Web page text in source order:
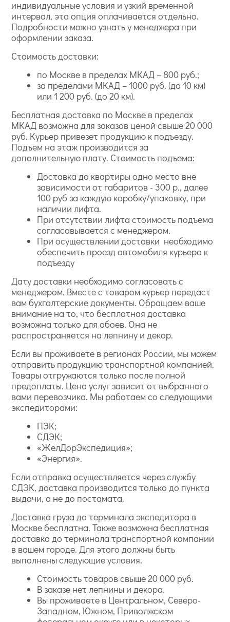
индивидуальные условия и узкий временной
интервал, эта опция оплачивается отдельно.
Подробности можно узнать у менеджера при
оформлении заказа.
Стоимость доставки:
по Москве в пределах МКАД – 800 руб.;
за пределами МКАД – 1000 руб. (до 10 км)
или 1 200 руб. (до 20 км).
Бесплатная доставка по Москве в пределах
МКАД возможна для заказов ценой свыше 20 000
руб. Курьер привезет продукцию к подъезду.
Подъем на этаж производится за
дополнительную плату. Стоимость подъема:
Доставка до квартиры одно место вне
зависимости от габаритов - 300 р., далее
100 руб за каждую коробку/упаковку, при
наличии лифта.
При отсутствии лифта стоимость подъема
согласовывается с менеджером.
При осуществлении доставки необходимо
обеспечить проезд автомобиля курьера к
подъезду
Дату доставки необходимо согласовать с
менеджером. Вместе с товаром курьер передаст
вам бухгалтерские документы. Обращаем ваше
внимание на то, что бесплатная доставка
возможна только для обоев. Она не
распространяется на лепнину и декор.
Если вы проживаете в регионах России, мы можем
отправить продукцию транспортной компанией.
Товары отгружаются только после полной
предоплаты. Цена услуг зависит от выбранного
вами перевозчика. Мы работаем со следующими
экспедиторами:
ПЭК;
СДЭК;
«ЖелДорЭкспедиция»;
«Энергия».
Если отправка осуществляется через службу
СДЭК, доставка производится только до пункта
выдачи, а не до постамата.
Доставка груза до терминала экспедитора в
Москве бесплатна. Также возможна бесплатная
доставка до терминала транспортной компании
в вашем городе. Для этого должны быть
выполнены следующие условия.
Стоимость товаров свыше 20 000 руб.
В заказе нет лепнины и декора.
Вы проживаете в Центральном, Северо-
Западном, Южном, Приволжском